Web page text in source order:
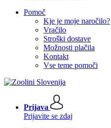
Pomoč
Kje je moje naročilo?
Vračilo
Stroški dostave
Možnosti plačila
Kontakt
Vse teme pomoči
Prijava
Prijavite se zdaj